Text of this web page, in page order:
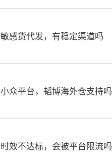
敏感货代发，有稳定渠道吗
小众平台，韬博海外仓支持吗
时效不达标，会被平台限流吗